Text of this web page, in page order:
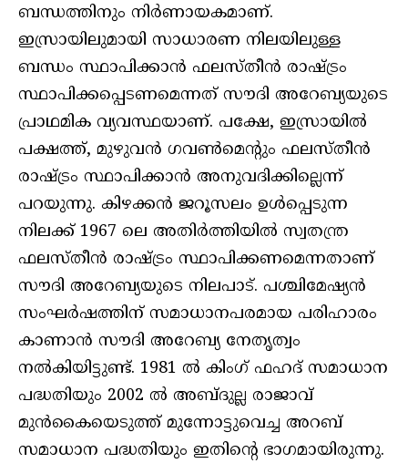
ബന്ധത്തിനും നിര്‍ണായകമാണ്.
ഇസ്രായിലുമായി സാധാരണ നിലയിലുള്ള
ബന്ധം സ്ഥാപിക്കാന്‍ ഫലസ്തീന്‍ രാഷ്ട്രം
സ്ഥാപിക്കപ്പെടണമെന്നത് സൗദി അറേബ്യയുടെ
പ്രാഥമിക വ്യവസ്ഥയാണ്. പക്ഷേ, ഇസ്രായില്‍
പക്ഷത്ത്, മുഴുവന്‍ ഗവണ്‍മെന്റും ഫലസ്തീന്‍
രാഷ്ട്രം സ്ഥാപിക്കാന്‍ അനുവദിക്കില്ലെന്ന്
പറയുന്നു. കിഴക്കന്‍ ജറൂസലം ഉള്‍പ്പെടുന്ന
നിലക്ക് 1967 ലെ അതിര്‍ത്തിയില്‍ സ്വതന്ത്ര
ഫലസ്തീന്‍ രാഷ്ട്രം സ്ഥാപിക്കണമെന്നതാണ്
സൗദി അറേബ്യയുടെ നിലപാട്. പശ്ചിമേഷ്യന്‍
സംഘര്‍ഷത്തിന് സമാധാനപരമായ പരിഹാരം
കാണാന്‍ സൗദി അറേബ്യ നേതൃത്വം
നല്‍കിയിട്ടുണ്ട്. 1981 ല്‍ കിംഗ് ഫഹദ് സമാധാന
പദ്ധതിയും 2002 ല്‍ അബ്ദുല്ല രാജാവ്
മുന്‍കൈയെടുത്ത് മുന്നോട്ടുവെച്ച അറബ്
സമാധാന പദ്ധതിയും ഇതിന്റെ ഭാഗമായിരുന്നു.